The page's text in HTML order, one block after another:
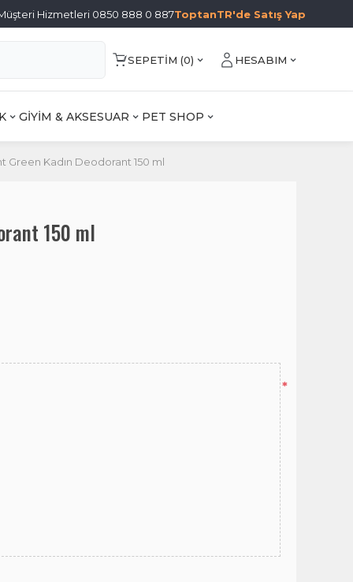
Hizmetleri 0850 888 0 887ToptanTR'de Satış Yap
SEPETIM (0) HESABIM
GİYİM & AKSESUAR PET SHOP
Green Kadın Deodorant 150 ml
150 ml
*